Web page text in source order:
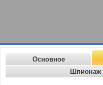
Основное
Шпионаж